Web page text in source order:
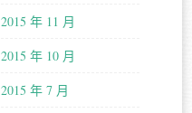
2015 年 11 月
2015 年 10 月
2015 年 7 月